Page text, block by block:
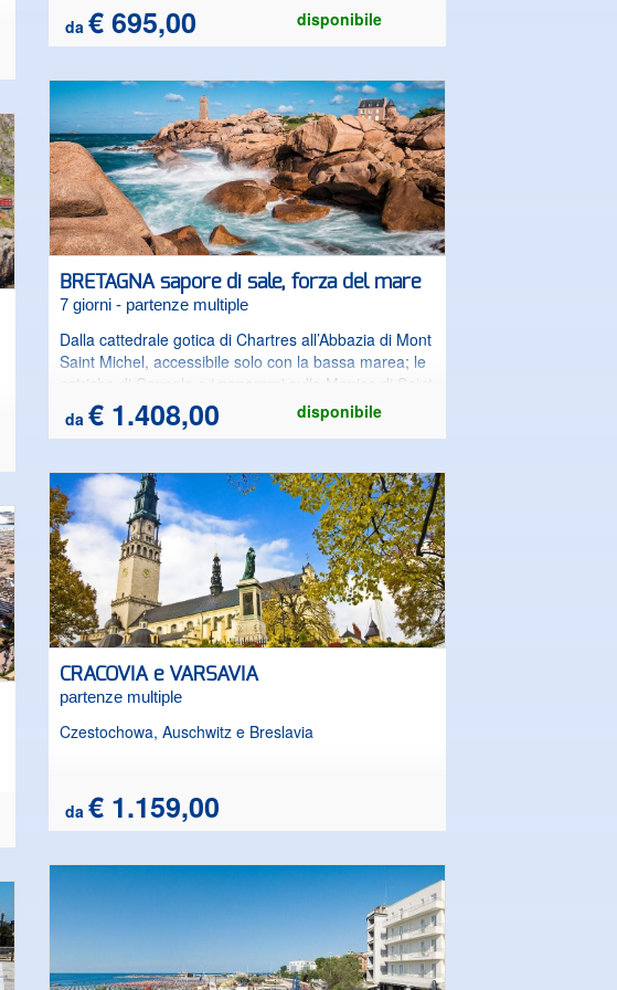
da € 695,00 disponibile
BRETAGNA sapore di sale, forza del mare
7 giorni - partenze multiple
Dalla cattedrale gotica di Chartres all’Abbazia di Mont
Saint Michel, accessibile solo con la bassa marea; le
ostriche di Cancale e i panorami sulla Manica di Saint
Malo. Dalla Costa di Granito Rosa, con il faro di
Ploumanach, si raggiunge il Finistére, punto più a
Guimiliau, le porcellane di Quimper, le mura rosa
della Ville Close a Concarneau, i misteriosi megaliti di
Carnac e le cittadine di Vannes e Nantes: un itinerario
affascinante, alla scoperta di una terra di antiche
tradizioni.
da € 1.408,00 disponibile
CRACOVIA e VARSAVIA
partenze multiple
Czestochowa, Auschwitz e Breslavia
da € 1.159,00